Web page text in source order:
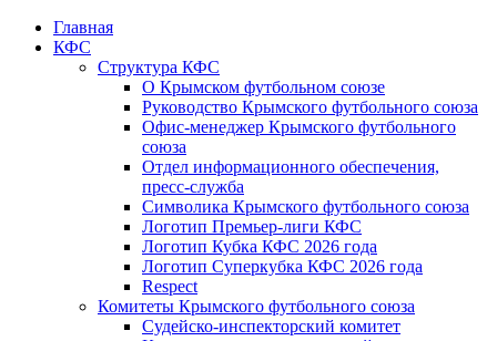
Главная
КФС
Структура КФС
О Крымском футбольном союзе
Руководство Крымского футбольного союза
Офис-менеджер Крымского футбольного
союза
Отдел информационного обеспечения,
пресс-служба
Символика Крымского футбольного союза
Логотип Премьер-лиги КФС
Логотип Кубка КФС 2026 года
Логотип Суперкубка КФС 2026 года
Respect
Комитеты Крымского футбольного союза
Судейско-инспекторский комитет